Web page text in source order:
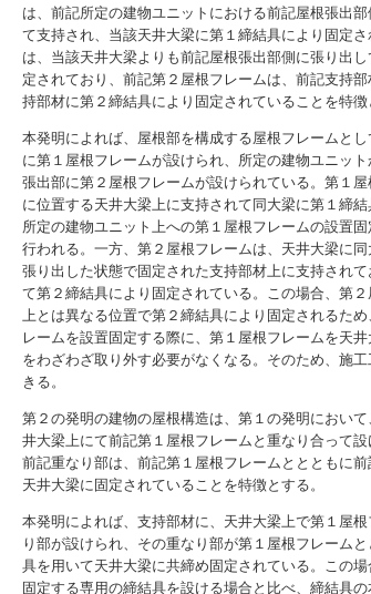
は、前記所定の建物ユニットにおける前記屋根張出
て支持され、当該天井大梁に第１締結具により固定
は、当該天井大梁よりも前記屋根張出部側に張り出
定されており、前記第２屋根フレームは、前記支持
持部材に第２締結具により固定されていることを特徴
本発明によれば、屋根部を構成する屋根フレームと
に第１屋根フレームが設けられ、所定の建物ユニッ
張出部に第２屋根フレームが設けられている。第１
に位置する天井大梁上に支持されて同大梁に第１締結
所定の建物ユニット上への第１屋根フレームの設置
行われる。一方、第２屋根フレームは、天井大梁に
張り出した状態で固定された支持部材上に支持され
て第２締結具により固定されている。この場合、第
上とは異なる位置で第２締結具により固定されるた
レームを設置固定する際に、第１屋根フレームを天
をわざわざ取り外す必要がなくなる。そのため、施
きる。
第２の発明の建物の屋根構造は、第１の発明におい
井大梁上にて前記第１屋根フレームと重なり合って設
前記重なり部は、前記第１屋根フレームととともに
天井大梁に固定されていることを特徴とする。
本発明によれば、支持部材に、天井大梁上で第１屋
り部が設けられ、その重なり部が第１屋根フレーム
具を用いて天井大梁に共締め固定されている。この
固定する専用の締結具を設ける場合と比べ、締結具